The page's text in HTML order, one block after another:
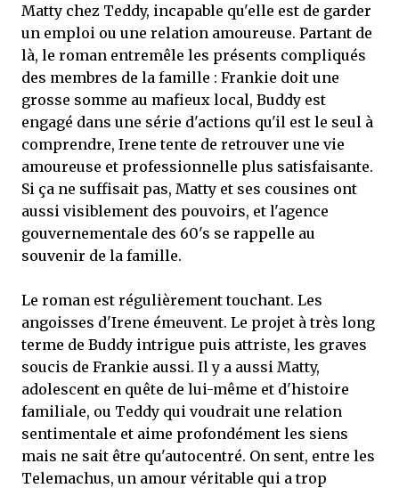
Matty chez Teddy, incapable qu'elle est de garder
un emploi ou une relation amoureuse. Partant de
là, le roman entremêle les présents compliqués
des membres de la famille : Frankie doit une
grosse somme au mafieux local, Buddy est
engagé dans une série d'actions qu'il est le seul à
comprendre, Irene tente de retrouver une vie
amoureuse et professionnelle plus satisfaisante.
Si ça ne suffisait pas, Matty et ses cousines ont
aussi visiblement des pouvoirs, et l'agence
gouvernementale des 60's se rappelle au
souvenir de la famille.
Le roman est régulièrement touchant. Les
angoisses d'Irene émeuvent. Le projet à très long
terme de Buddy intrigue puis attriste, les graves
soucis de Frankie aussi. Il y a aussi Matty,
adolescent en quête de lui-même et d'histoire
familiale, ou Teddy qui voudrait une relation
sentimentale et aime profondément les siens
mais ne sait être qu'autocentré. On sent, entre les
Telemachus, un amour véritable qui a trop